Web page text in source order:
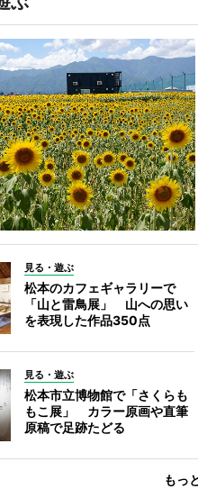
見る・遊ぶ
松本のカフェギャラリーで
「山と雷鳥展」 山への思い
を表現した作品350点
見る・遊ぶ
松本市立博物館で「さくらも
もこ展」 カラー原画や直筆
原稿で足跡たどる
もっ